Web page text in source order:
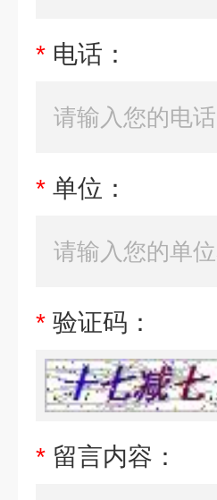
* 电话：
* 单位：
* 验证码：
* 留言内容：